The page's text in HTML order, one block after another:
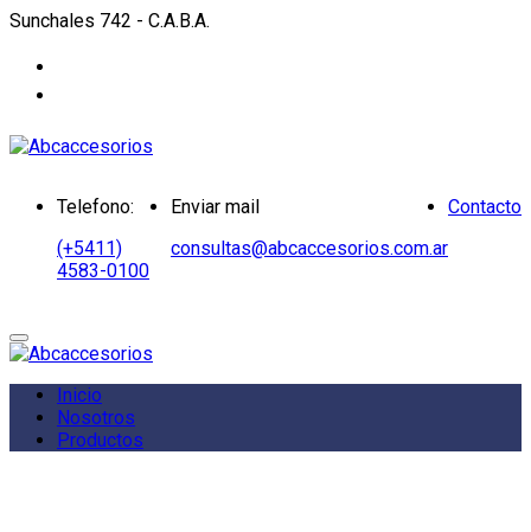
Sunchales 742 - C.A.B.A.
Telefono:
(+5411)
4583-0100
Enviar mail
consultas@abcaccesorios.com.ar
Contacto
Inicio
Nosotros
Productos